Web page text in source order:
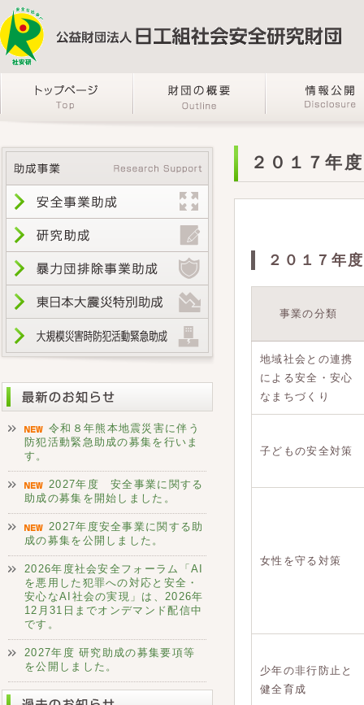
２０１７年
２０１７年
事業の分類
地域社会との連携
による安全・安心
なまちづくり
子どもの安全対策
女性を守る対策
少年の非行防止と
健全育成
令和８年熊本地震災害に伴う
防犯活動緊急助成の募集を行いま
す。
2027年度 安全事業に関する
助成の募集を開始しました。
2027年度安全事業に関する助
成の募集を公開しました。
2026年度社会安全フォーラム「AI
を悪用した犯罪への対応と安全・
安心なAI社会の実現」は、2026年
12月31日までオンデマンド配信中
です。
2027年度 研究助成の募集要項等
を公開しました。